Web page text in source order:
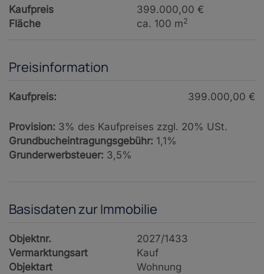
Kaufpreis
399.000,00 €
Fläche
ca. 100 m2
Preisinformation
Kaufpreis: 399.000,00 €
Provision: 3% des Kaufpreises zzgl. 20% USt.
Grundbucheintragungsgebühr: 1,1%
Grunderwerbsteuer: 3,5%
Basisdaten zur Immobilie
Objektnr.
2027/1433
Vermarktungsart
Kauf
Objektart
Wohnung